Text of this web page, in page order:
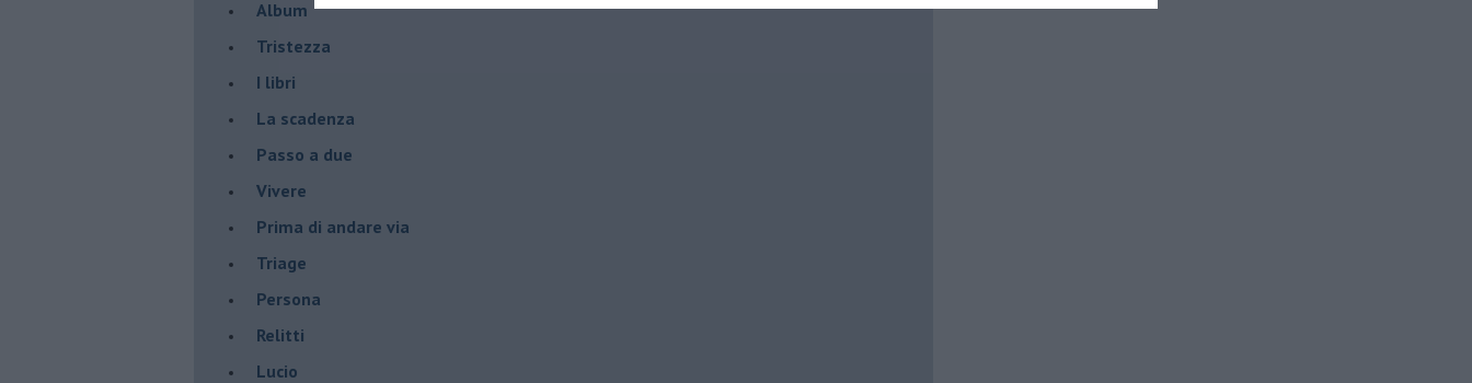
Album
Tristezza
I libri
La scadenza
Passo a due
Vivere
Prima di andare via
Triage
Persona
Relitti
Lucio